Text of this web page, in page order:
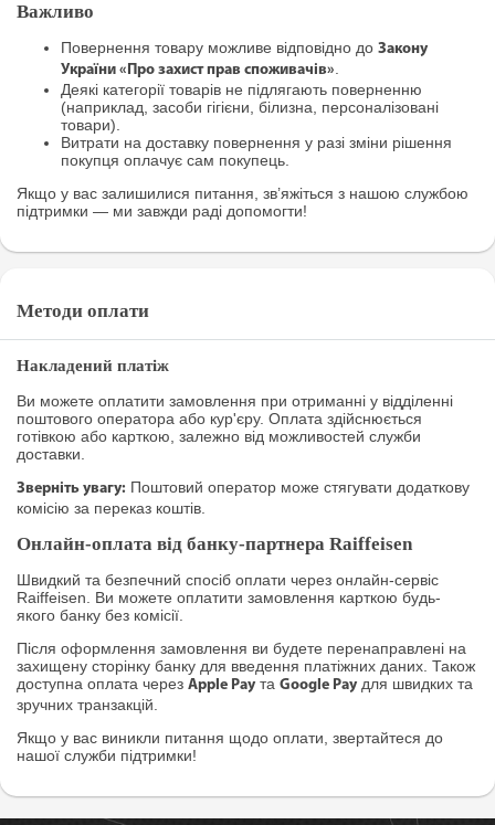
Важливо
Повернення товару можливе відповідно до Закону
України «Про захист прав споживачів».
Деякі категорії товарів не підлягають поверненню
(наприклад, засоби гігієни, білизна, персоналізовані
товари).
Витрати на доставку повернення у разі зміни рішення
покупця оплачує сам покупець.
Якщо у вас залишилися питання, зв’яжіться з нашою службою
підтримки — ми завжди раді допомогти!
Методи оплати
Накладений платіж
Ви можете оплатити замовлення при отриманні у відділенні
поштового оператора або кур'єру. Оплата здійснюється
готівкою або карткою, залежно від можливостей служби
доставки.
Зверніть увагу: Поштовий оператор може стягувати додаткову
комісію за переказ коштів.
Онлайн-оплата від банку-партнера Raiffeisen
Швидкий та безпечний спосіб оплати через онлайн-сервіс
Raiffeisen. Ви можете оплатити замовлення карткою будь-
якого банку без комісії.
Після оформлення замовлення ви будете перенаправлені на
захищену сторінку банку для введення платіжних даних. Також
доступна оплата через Apple Pay та Google Pay для швидких та
зручних транзакцій.
Якщо у вас виникли питання щодо оплати, звертайтеся до
нашої служби підтримки!